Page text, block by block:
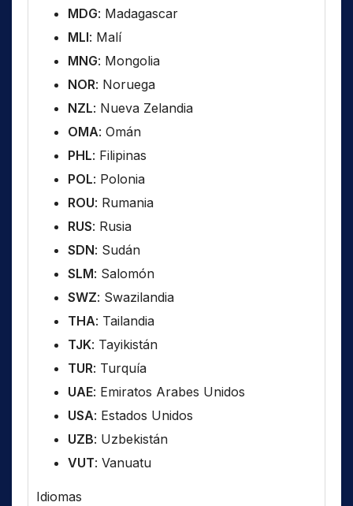
MDG: Madagascar
MLI: Malí
MNG: Mongolia
NOR: Noruega
NZL: Nueva Zelandia
OMA: Omán
PHL: Filipinas
POL: Polonia
ROU: Rumania
RUS: Rusia
SDN: Sudán
SLM: Salomón
SWZ: Swazilandia
THA: Tailandia
TJK: Tayikistán
TUR: Turquía
UAE: Emiratos Arabes Unidos
USA: Estados Unidos
UZB: Uzbekistán
VUT: Vanuatu
Idiomas